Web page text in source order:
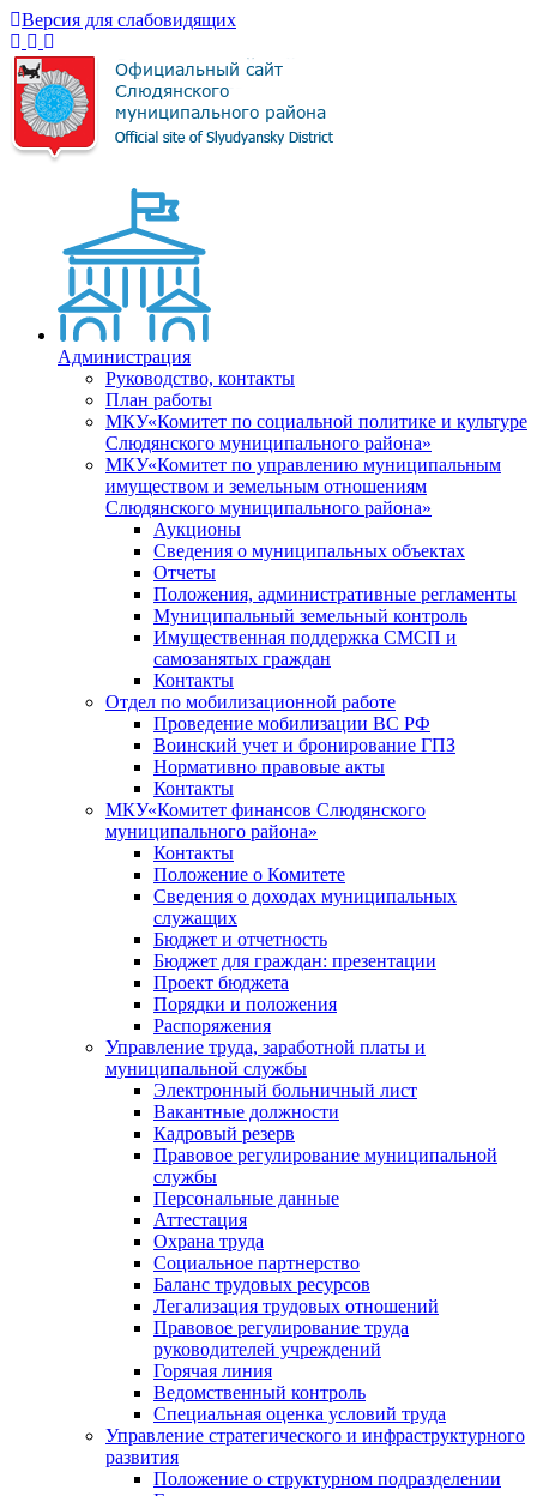
Версия для слабовидящих
Администрация
Руководство, контакты
План работы
МКУ«Комитет по социальной политике и культуре
Слюдянского муниципального района»
МКУ«Комитет по управлению муниципальным
имуществом и земельным отношениям
Слюдянского муниципального района»
Аукционы
Сведения о муниципальных объектах
Отчеты
Положения, административные регламенты
Муниципальный земельный контроль
Имущественная поддержка СМСП и
самозанятых граждан
Контакты
Отдел по мобилизационной работе
Проведение мобилизации ВС РФ
Воинский учет и бронирование ГПЗ
Нормативно правовые акты
Контакты
МКУ«Комитет финансов Слюдянского
муниципального района»
Контакты
Положение о Комитете
Сведения о доходах муниципальных
служащих
Бюджет и отчетность
Бюджет для граждан: презентации
Проект бюджета
Порядки и положения
Распоряжения
Управление труда, заработной платы и
муниципальной службы
Электронный больничный лист
Вакантные должности
Кадровый резерв
Правовое регулирование муниципальной
службы
Персональные данные
Аттестация
Охрана труда
Социальное партнерство
Баланс трудовых ресурсов
Легализация трудовых отношений
Правовое регулирование труда
руководителей учреждений
Горячая линия
Ведомственный контроль
Специальная оценка условий труда
Управление стратегического и инфраструктурного
развития
Положение о структурном подразделении